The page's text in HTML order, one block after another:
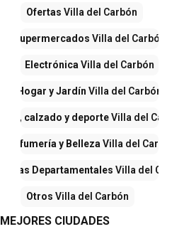
Ofertas Villa del Carbón
Supermercados Villa del Carbón
Electrónica Villa del Carbón
Hogar y Jardín Villa del Carbón
calzado y deporteVilla del Carbón
Perfumería y Belleza Villa del Carbón
Departamentales Villa del Carbón
Otros Villa del Carbón
MEJORES CIUDADES